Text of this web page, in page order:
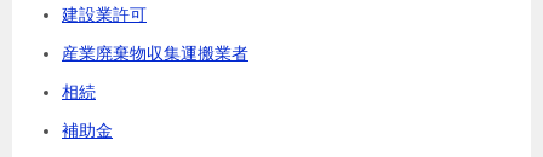
建設業許可
産業廃棄物収集運搬業者
相続
補助金